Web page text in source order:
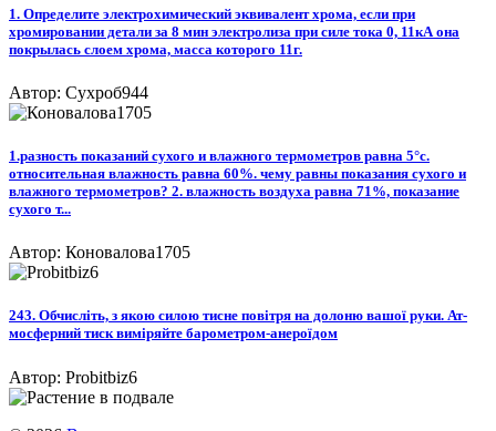
1. Определите электрохимический эквивалент хрома, если при
хромировании детали за 8 мин электролиза при силе тока 0, 11кА она
покрылась слоем хрома, масса которого 11г.
Автор: Сухроб944
1.разность показаний сухого и влажного термометров равна 5°с.
относительная влажность равна 60%. чему равны показания сухого и
влажного термометров? 2. влажность воздуха равна 71%, показание
сухого т...
Автор: Коновалова1705
243. Обчисліть, з якою силою тисне повітря на долоню вашої руки. Ат-
мосферний тиск виміряйте барометром-анероїдом​
Автор: Probitbiz6